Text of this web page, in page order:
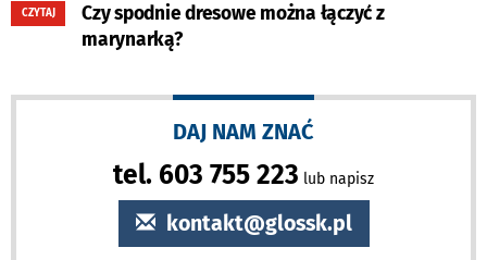
CZYTAJ
Czy spodnie dresowe można łączyć z
marynarką?
DAJ NAM ZNAĆ
tel. 603 755 223 lub napisz
kontakt@glossk.pl